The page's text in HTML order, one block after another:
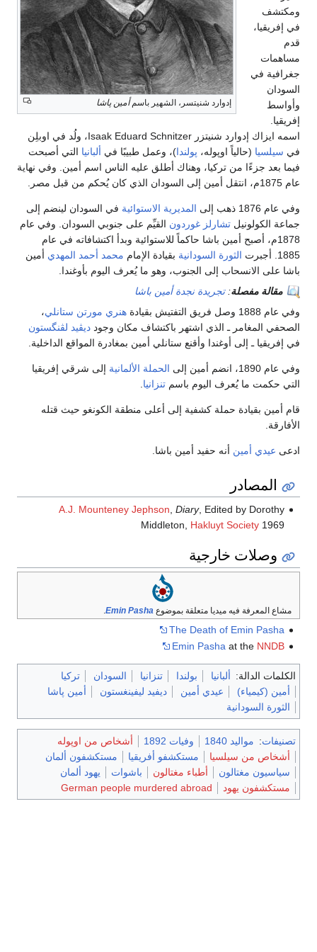
إدوارد شنيتسر، الشهير باسمأمين پاشا
ومكتشف
في إفريقيا،
قدم
مساهمات
جغرافية في
السودان
وأواسط
إفريقيا.
اسمه ايزاك إدوارد شنيتزر Isaak Eduard Schnitzer، ولُد في اوبلِن
في سيلسيا (حالياً اوپوله، پولندا)، وعمل طبيبًا في ألبانيا التي أصبحت
فيما بعد جزءًا من تركيا، وهناك أطلق عليه الناس اسم أمين. وفي نهاية
عام 1875م، انتقل أمين إلى السودان الذي كان يُحكم من قبل مصر.
وفي عام 1876 ذهب إلى المديرية الاستوائية في السودان لينضم إلى
جماعة الكولونيل تشارلز غوردون القيِّم على جنوبي السودان. وفي عام
1878م، أصبح أمين باشا حاكماً للاستوائية وبدأ اكتشافاته في عام
1885. أجبرت
الثورة السودانية بقيادة الإمام محمد أحمد المهدي أمين
باشا على الانسحاب إلى الجنوب، وهو ما يُعرف اليوم بأوغندا.
مقالة مفصلة:تجريدة نجدة أمين باشا
وفي عام 1888 وصل فريق التفتيش بقيادة
هنري مورتن ستانلي،
الصحفي المغامر ـ الذي اشتهر باكتشاف مكان وجود ديڤيد لڤنگستون
في إفريقيا ـ إلى أوغندا وأقنع ستانلي أمين بمغادرة المواقع الداخلية.
وفي عام 1890، انضم أمين إلى الحملة الألمانية إلى شرقي إفريقيا
التي حكمت ما يُعرف اليوم باسم تنزانيا
قام أمين بقيادة حملة كشفية إلى أعلى منطقة الكونغو حيث قتله
الأفارقة.
ادعى عيدي أمين أنه حفيد أمين باشا.
المصادر
A.J. Mounteney Jephson Diary, Edited by Dorothy
Middleton, Hakluyt Society1969
وصلات خارجية
مشاع المعرفة فيه ميديا متعلقة بموضوعEmin Pasha
.
The Death of Emin Pasha
Emin Pashaat the NNDB
الكلمات الدالة: ألبانيا بولندا تنزانيا السودان
تركيا
أمين (كيمياء)
عيدي أمين ديفيد ليفينغستون
أمين پاشا
الثورة السودانية
تصنيفات: مواليد 1840 وفيات 1892
أشخاص من اوپوله
أشخاص من سيلسيا
مستكشفو أفريقيا
مستكشفون ألمان
سياسيون مغتالون
أطباء مغتالون باشوات
يهود ألمان
مستكشفون يهود
German people murdered abroad